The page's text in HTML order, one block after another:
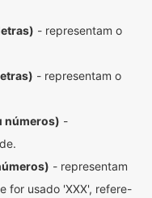
- representam o
- representam o
números) -
- representam
for usado 'XXX', refere-